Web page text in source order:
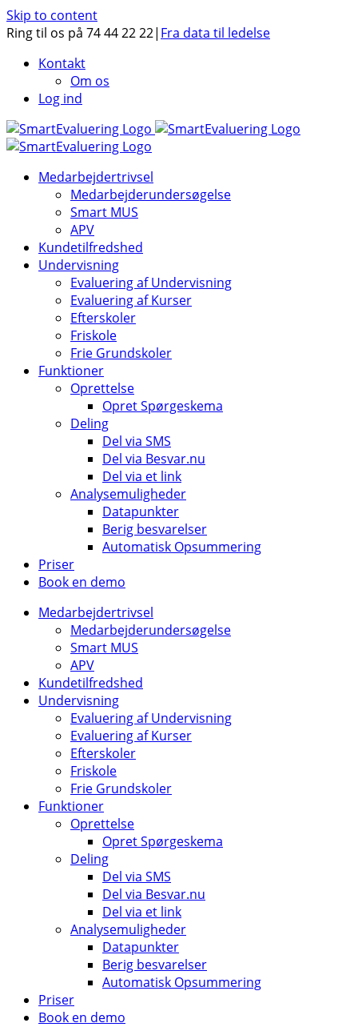
Skip to content
Ring til os på 74 44 22 22| Fra data til ledelse
Kontakt
Om os
Log ind
Medarbejdertrivsel
Medarbejderundersøgelse
Smart MUS
APV
Kundetilfredshed
Undervisning
Evaluering af Undervisning
Evaluering af Kurser
Efterskoler
Friskole
Frie Grundskoler
Funktioner
Oprettelse
Opret Spørgeskema
Deling
Del via SMS
Del via Besvar.nu
Del via et link
Analysemuligheder
Datapunkter
Berig besvarelser
Automatisk Opsummering
Priser
Book en demo
Medarbejdertrivsel
Medarbejderundersøgelse
Smart MUS
APV
Kundetilfredshed
Undervisning
Evaluering af Undervisning
Evaluering af Kurser
Efterskoler
Friskole
Frie Grundskoler
Funktioner
Oprettelse
Opret Spørgeskema
Deling
Del via SMS
Del via Besvar.nu
Del via et link
Analysemuligheder
Datapunkter
Berig besvarelser
Automatisk Opsummering
Priser
Book en demo